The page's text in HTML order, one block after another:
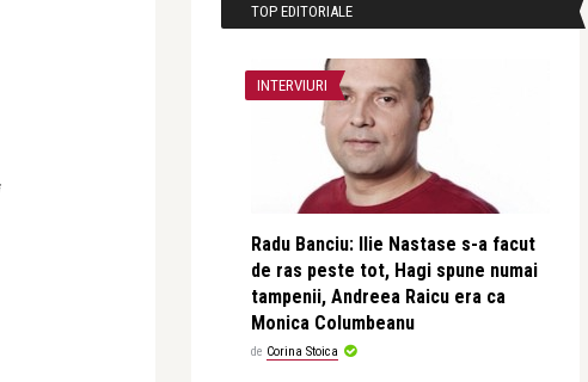
TOP EDITORIALE
INTERVIURI
Radu Banciu: Ilie Nastase s-a facut
de ras peste tot, Hagi spune numai
tampenii, Andreea Raicu era ca
Monica Columbeanu
de Corina Stoica